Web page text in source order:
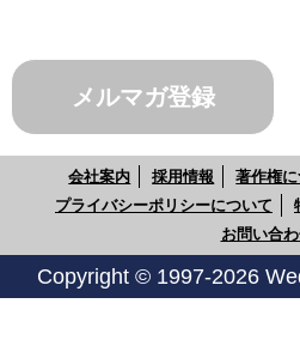
メルマガ登録
会社案内 採用情報 著作権
プライバシーポリシーについて
お問い合
Copyright © 1997-2026